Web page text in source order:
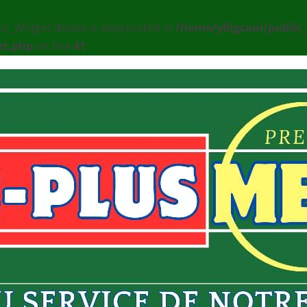
is deprecated in /home/ylhgcaui/
on line 41